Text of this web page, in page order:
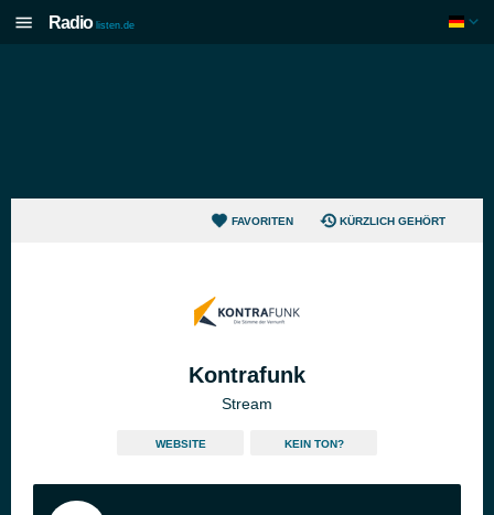
Radio listen.de
FAVORITEN KÜRZLICH GEHÖRT
Kontrafunk
Stream
WEBSITE KEIN TON?